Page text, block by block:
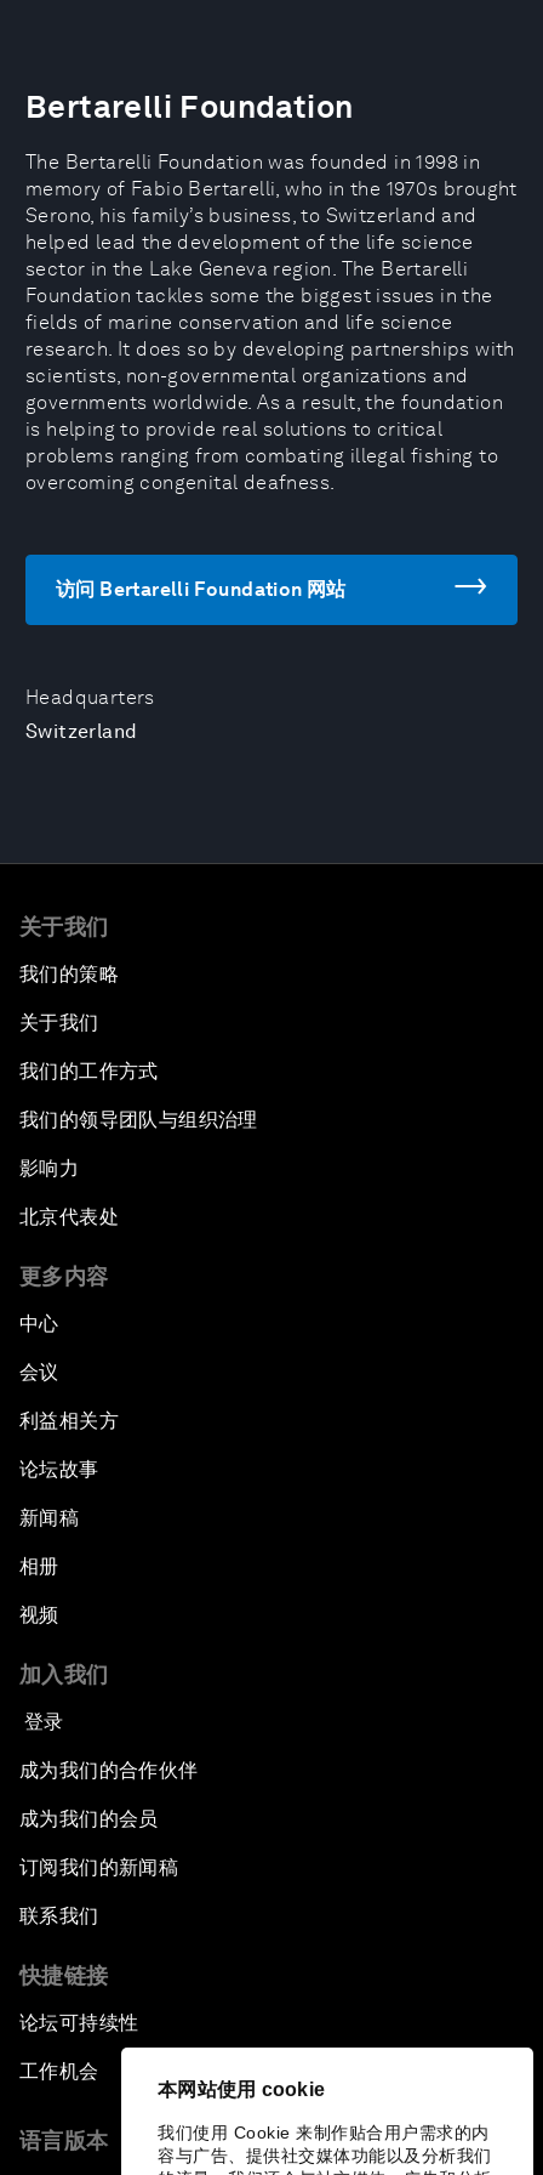
本网站使用 cookie
我们使用 Cookie 来制作贴合用户需求的内
容与广告、提供社交媒体功能以及分析我们
Headquarters
Switzerland
Bertarelli Foundation
The Bertarelli Foundation was founded in 1998 in
memory of Fabio Bertarelli, who in the 1970s brought
Serono, his family’s business, to Switzerland and
helped lead the development of the life science
sector in the Lake Geneva region. The Bertarelli
Foundation tackles some the biggest issues in the
fields of marine conservation and life science
research. It does so by developing partnerships with
scientists, non-governmental organizations and
governments worldwide. As a result, the foundation
is helping to provide real solutions to critical
problems ranging from combating illegal fishing to
overcoming congenital deafness.
访问 Bertarelli Foundation 网站
关于我们
我们的策略
关于我们
我们的工作方式
我们的领导团队与组织治理
影响力
北京代表处
更多内容
中心
会议
利益相关方
论坛故事
新闻稿
相册
视频
加入我们
登录
成为我们的合作伙伴
成为我们的会员
订阅我们的新闻稿
联系我们
快捷链接
论坛可持续性
工作机会
语言版本